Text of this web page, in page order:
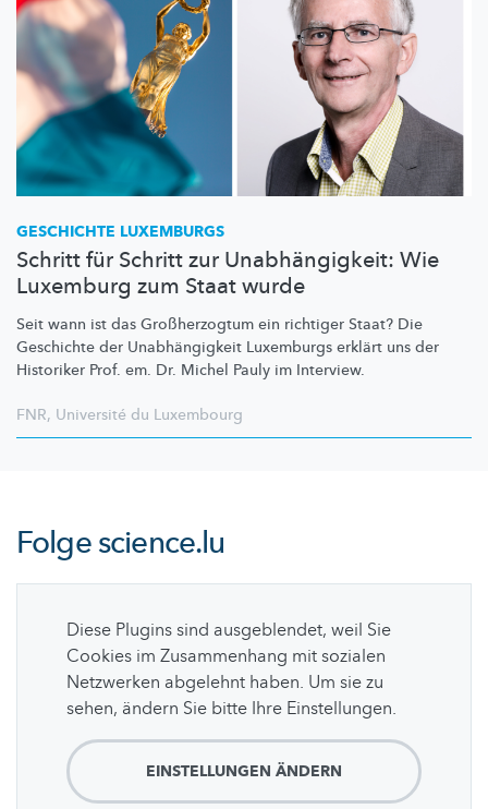
GESCHICHTE LUXEMBURGS
Schritt für Schritt zur Unabhängigkeit: Wie
Luxemburg zum Staat wurde
Seit wann ist das Großherzogtum ein richtiger Staat? Die
Geschichte der Unabhängigkeit Luxemburgs erklärt uns der
Historiker Prof. em. Dr. Michel Pauly im Interview.
FNR, Université du Luxembourg
Folgescience.lu
Diese Plugins sind ausgeblendet, weil Sie
Cookies im Zusammenhang mit sozialen
Netzwerken abgelehnt haben. Um sie zu
sehen, ändern Sie bitte Ihre Einstellungen.
EINSTELLUNGEN ÄNDERN